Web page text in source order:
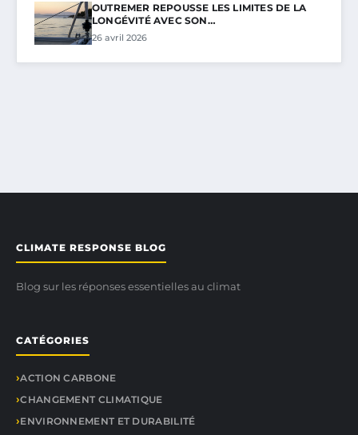
OUTREMER REPOUSSE LES LIMITES DE LA
LONGÉVITÉ AVEC SON…
26 avril 2026
CLIMATE RESPONSE BLOG
Blog sur les réponses essentielles au climat
CATÉGORIES
ACTION CARBONE
CHANGEMENT CLIMATIQUE
ENVIRONNEMENT ET DURABILITÉ